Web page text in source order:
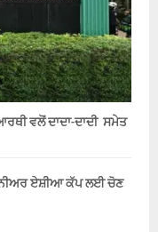
ਵਲੋਂ ਦਾਦਾ-ਦਾਦੀ ਸਮੇਤ
ਏਸ਼ੀਆ ਕੱਪ ਲਈ ਚੋਣ